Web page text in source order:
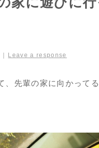
Leave a response
先輩の家に向かってる